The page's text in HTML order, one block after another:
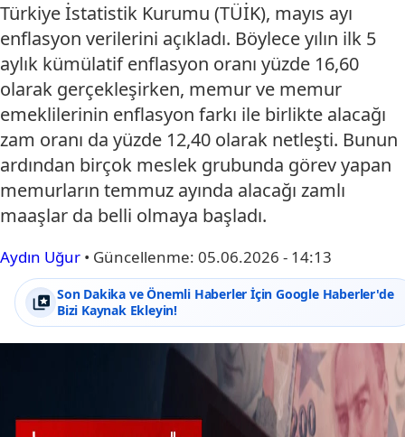
Türkiye İstatistik Kurumu (TÜİK), mayıs ayı
enflasyon verilerini açıkladı. Böylece yılın ilk 5
aylık kümülatif enflasyon oranı yüzde 16,60
olarak gerçekleşirken, memur ve memur
emeklilerinin enflasyon farkı ile birlikte alacağı
zam oranı da yüzde 12,40 olarak netleşti. Bunun
ardından birçok meslek grubunda görev yapan
memurların temmuz ayında alacağı zamlı
maaşlar da belli olmaya başladı.
Aydın Uğur • Güncellenme: 05.06.2026 - 14:13
Son Dakika ve Önemli Haberler İçin Google Haberler'de
Bizi Kaynak Ekleyin!